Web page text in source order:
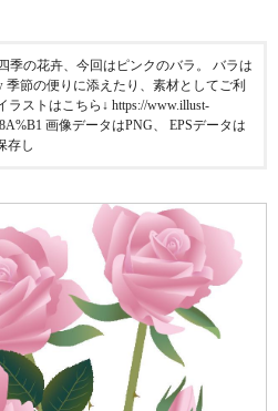
季の花卉、今回はピンクのバラ。 バラは
節の便りに添えたり、素材としてご利
ラストはこちら↓ https://www.illust-
画像データはPNG、 EPSデータは
存し